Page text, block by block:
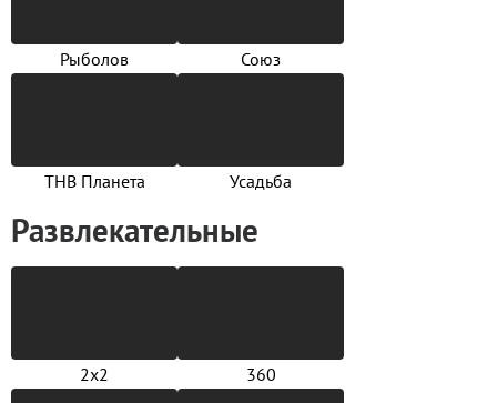
Рыболов Союз
ТНВ Планета Усадьба
Развлекательные
2х2 360